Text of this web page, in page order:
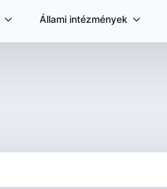
Állami intézmények